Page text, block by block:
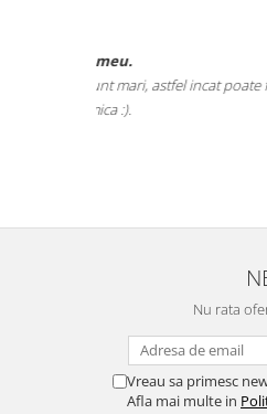
Un joc perfect pentru
Acest joc i-a
geometrice
Nu rata
Vreau sa primesc
Afla mai multe in